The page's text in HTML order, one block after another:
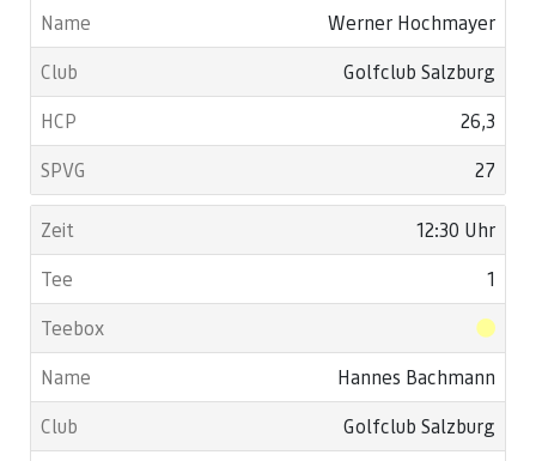
Werner Hochmayer
Golfclub Salzburg
26,3
27
12:30 Uhr
1
Hannes Bachmann
Golfclub Salzburg